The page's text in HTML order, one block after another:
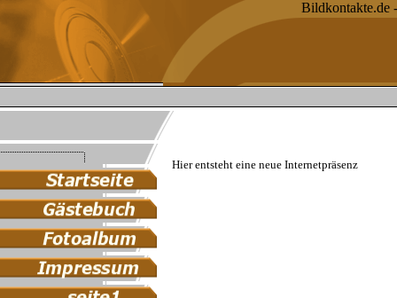
Hier entsteht eine neue Internetpräsenz
Bildkontakte.de